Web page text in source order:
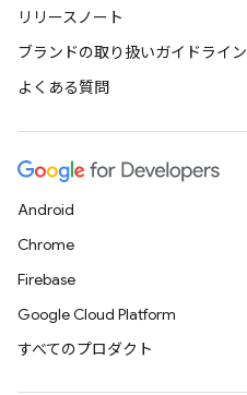
リリースノート
ブランドの取り扱いガイドライン
よくある質問
Android
Chrome
Firebase
Google Cloud Platform
すべてのプロダクト